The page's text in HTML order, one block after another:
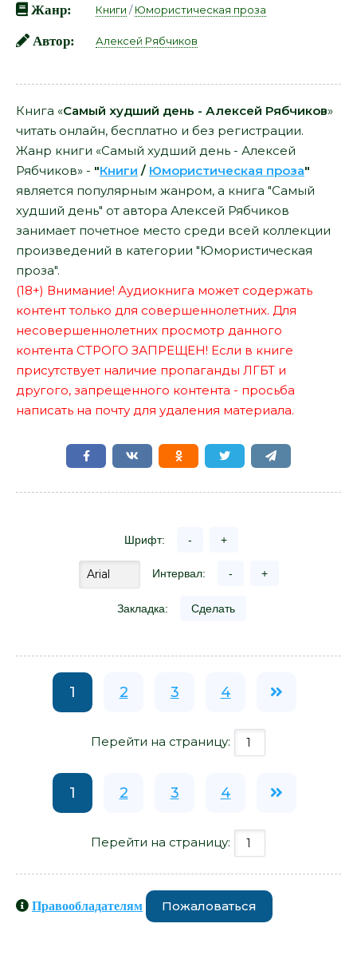
Жанр:
Книги /Юмористическая проза
Автор: Алексей Рябчиков
Книга «Самый худший день - Алексей Рябчиков»
читать онлайн, бесплатно и без регистрации.
Жанр книги «Самый худший день - Алексей
Рябчиков» - "Книги / Юмористическая проза"
является популярным жанром, а книга "Самый
худший день" от автора Алексей Рябчиков
занимает почетное место среди всей коллекции
произведений в категории "Юмористическая
проза".
(18+) Внимание! Аудиокнига может содержать
контент только для совершеннолетних. Для
несовершеннолетних просмотр данного
контента СТРОГО ЗАПРЕЩЕН! Если в книге
присутствует наличие пропаганды ЛГБТ и
другого, запрещенного контента - просьба
написать на почту для удаления материала.
Шрифт: - +
Интервал: - +
Закладка: Сделать
1 2 3 4
Перейти на страницу:
1 2 3 4
Перейти на страницу:
Правообладателям Пожаловаться